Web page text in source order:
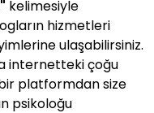
kelimesiyle
hizmetleri
ulaşabilirsiniz.
internetteki çoğu
platformdan size
psikoloğu